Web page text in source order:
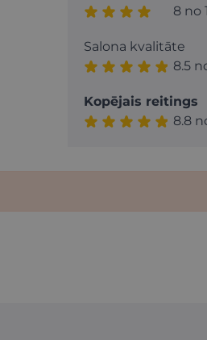
8 no
Salona kvalitāte
8.5
Kopējais reitings
8.8